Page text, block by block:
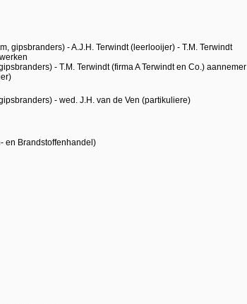
gipsbranders) - A.J.H. Terwindt (leerlooijer) - T.M. Terwindt
- T.M. Terwindt (firma A Terwindt en Co.) aannemer
- wed. J.H. van de Ven (partikuliere)
en Brandstoffenhandel)